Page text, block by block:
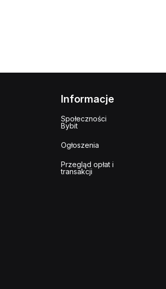
Informacje
Społeczności
Bybit
Ogłoszenia
Przegląd opłat i
transakcji